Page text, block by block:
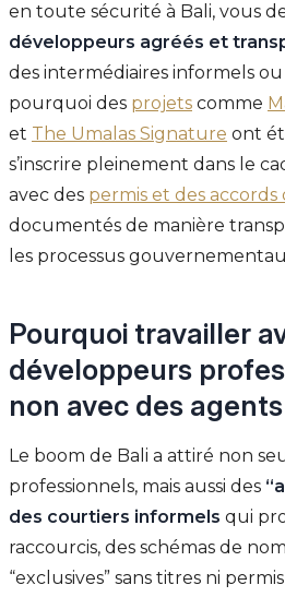
en toute sécurité à Bali, vous
développeurs agréés et
des intermédiaires informels ou
pourquoi des projets comme
et The Umalas Signature ont
s’inscrire pleinement dans le
avec des permis et des
documentés de manière
les processus
Pourquoi travailler
développeurs
non avec des
Le boom de Bali a attiré non
professionnels, mais aussi des
des courtiers informels qui
raccourcis, des schémas de
“exclusives” sans titres ni